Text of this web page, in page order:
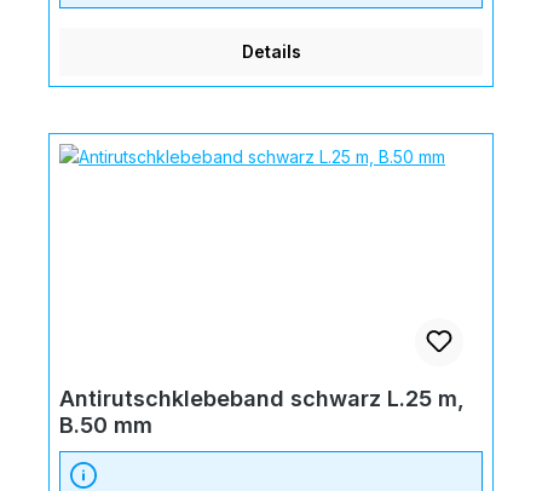
Details
Antirutschklebeband schwarz L.25 m,
B.50 mm